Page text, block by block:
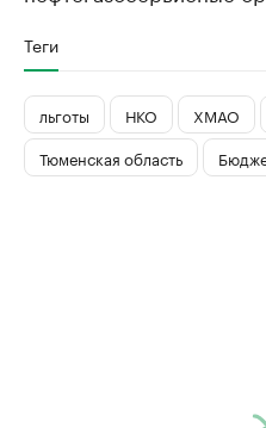
Теги
льготы НКО ХМАО
Тюменская область